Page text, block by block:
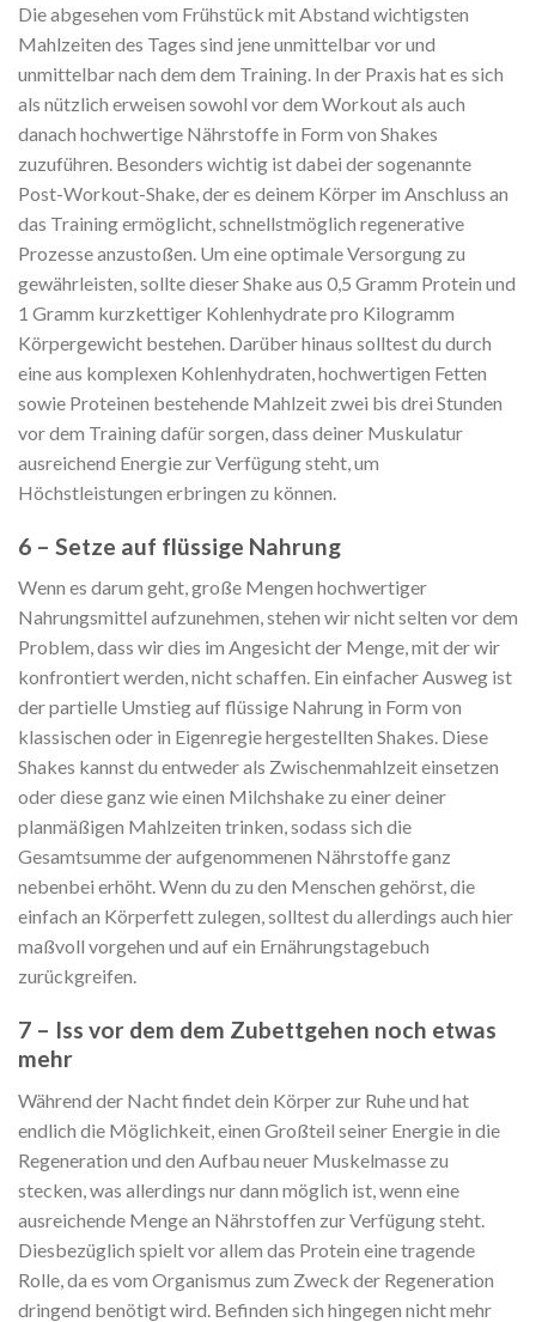
Die abgesehen vom Frühstück mit Abstand wichtigsten
Mahlzeiten des Tages sind jene unmittelbar vor und
unmittelbar nach dem dem Training. In der Praxis hat es sich
als nützlich erweisen sowohl vor dem Workout als auch
danach hochwertige Nährstoffe in Form von Shakes
zuzuführen. Besonders wichtig ist dabei der sogenannte
Post-Workout-Shake, der es deinem Körper im Anschluss an
das Training ermöglicht, schnellstmöglich regenerative
Prozesse anzustoßen. Um eine optimale Versorgung zu
gewährleisten, sollte dieser Shake aus 0,5 Gramm Protein und
1 Gramm kurzkettiger Kohlenhydrate pro Kilogramm
Körpergewicht bestehen. Darüber hinaus solltest du durch
eine aus komplexen Kohlenhydraten, hochwertigen Fetten
sowie Proteinen bestehende Mahlzeit zwei bis drei Stunden
vor dem Training dafür sorgen, dass deiner Muskulatur
ausreichend Energie zur Verfügung steht, um
Höchstleistungen erbringen zu können.
6 – Setze auf flüssige Nahrung
Wenn es darum geht, große Mengen hochwertiger
Nahrungsmittel aufzunehmen, stehen wir nicht selten vor dem
Problem, dass wir dies im Angesicht der Menge, mit der wir
konfrontiert werden, nicht schaffen. Ein einfacher Ausweg ist
der partielle Umstieg auf flüssige Nahrung in Form von
klassischen oder in Eigenregie hergestellten Shakes. Diese
Shakes kannst du entweder als Zwischenmahlzeit einsetzen
oder diese ganz wie einen Milchshake zu einer deiner
planmäßigen Mahlzeiten trinken, sodass sich die
Gesamtsumme der aufgenommenen Nährstoffe ganz
nebenbei erhöht. Wenn du zu den Menschen gehörst, die
einfach an Körperfett zulegen, solltest du allerdings auch hier
maßvoll vorgehen und auf ein Ernährungstagebuch
zurückgreifen.
7 – Iss vor dem dem Zubettgehen noch etwas
mehr
Während der Nacht findet dein Körper zur Ruhe und hat
endlich die Möglichkeit, einen Großteil seiner Energie in die
Regeneration und den Aufbau neuer Muskelmasse zu
stecken, was allerdings nur dann möglich ist, wenn eine
ausreichende Menge an Nährstoffen zur Verfügung steht.
Diesbezüglich spielt vor allem das Protein eine tragende
Rolle, da es vom Organismus zum Zweck der Regeneration
dringend benötigt wird. Befinden sich hingegen nicht mehr